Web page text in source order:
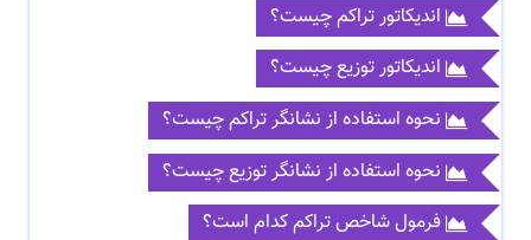
اندیکاتور تراکم چیست؟
اندیکاتور توزیع چیست؟
نحوه استفاده از نشانگر تراکم چیست؟
نحوه استفاده از نشانگر توزیع چیست؟
فرمول شاخص تراکم کدام است؟